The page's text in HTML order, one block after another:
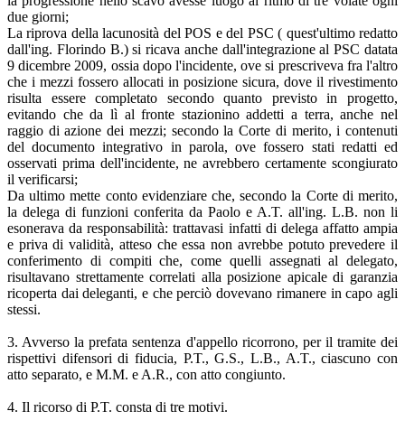
due giorni;
La riprova della lacunosità del POS e del PSC ( quest'ultimo redatto
dall'ing. Florindo B.) si ricava anche dall'integrazione al PSC datata
9 dicembre 2009, ossia dopo l'incidente, ove si prescriveva fra l'altro
che i mezzi fossero allocati in posizione sicura, dove il rivestimento
risulta essere completato secondo quanto previsto in progetto,
evitando che da lì al fronte stazionino addetti a terra, anche nel
raggio di azione dei mezzi; secondo la Corte di merito, i contenuti
del documento integrativo in parola, ove fossero stati redatti ed
osservati prima dell'incidente, ne avrebbero certamente scongiurato
il verificarsi;
Da ultimo mette conto evidenziare che, secondo la Corte di merito,
la delega di funzioni conferita da Paolo e A.T. all'ing. L.B. non li
esonerava da responsabilità: trattavasi infatti di delega affatto ampia
e priva di validità, atteso che essa non avrebbe potuto prevedere il
conferimento di compiti che, come quelli assegnati al delegato,
risultavano strettamente correlati alla posizione apicale di garanzia
ricoperta dai deleganti, e che perciò dovevano rimanere in capo agli
stessi.
3. Avverso la prefata sentenza d'appello ricorrono, per il tramite dei
rispettivi difensori di fiducia, P.T., G.S., L.B., A.T., ciascuno con
atto separato, e M.M. e A.R., con atto congiunto.
4. Il ricorso di P.T. consta di tre motivi.